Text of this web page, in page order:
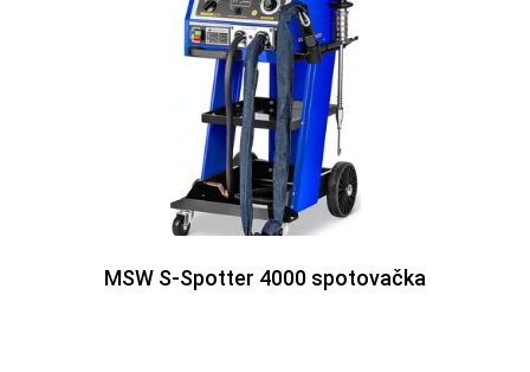
MSW S-Spotter 4000 spotovačka